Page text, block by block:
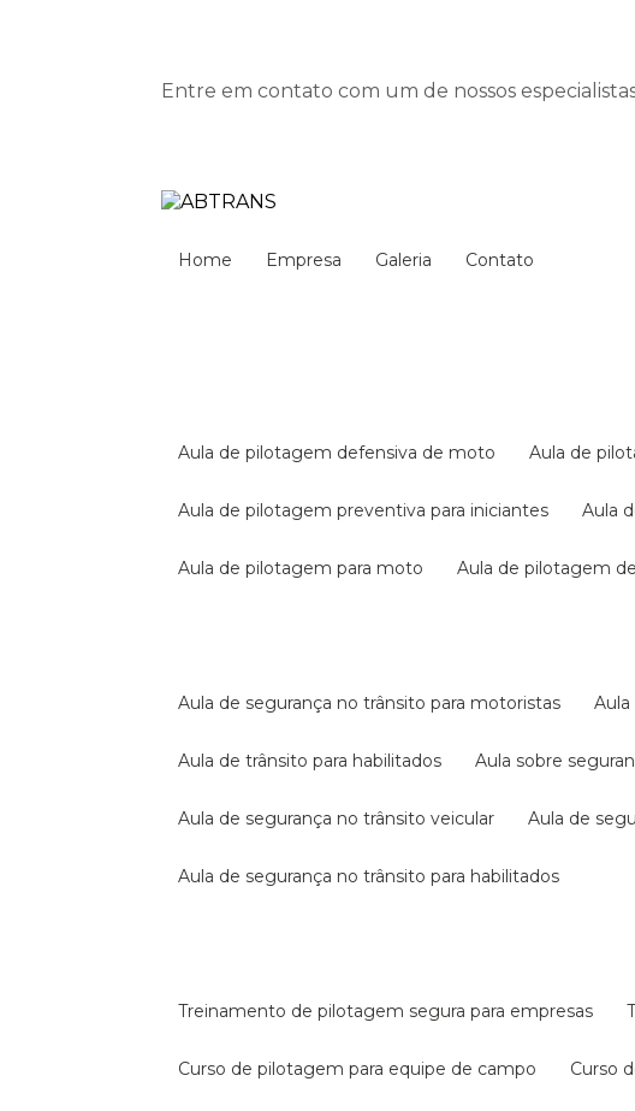
Entre em contato com um de nossos
Home Empresa Galeria Contato
aula de pilotagem defensiva de moto aula de
aula de pilotagem preventiva para iniciantes aula
aula de pilotagem para moto aula de pilotagem
aula de segurança no trânsito para motoristas
aula de trânsito para habilitados aula sobre
aula de segurança no trânsito veicular aula de
aula de segurança no trânsito para habilitados
treinamento de pilotagem segura para empresas
curso de pilotagem para equipe de campo curso